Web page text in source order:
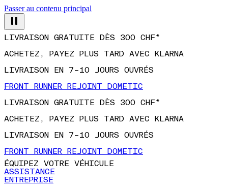
Passer au contenu principal
ACHETEZ, PAYEZ PLUS TARD AVEC KLARNA
LIVRAISON EN 7–10 JOURS OUVRÉS
FRONT RUNNER REJOINT DOMETIC
LIVRAISON GRATUITE DÈS 300 CHF*
ACHETEZ, PAYEZ PLUS TARD AVEC KLARNA
LIVRAISON EN 7–10 JOURS OUVRÉS
FRONT RUNNER REJOINT DOMETIC
ÉQUIPEZ VOTRE VÉHICULE
ASSISTANCE
ENTREPRISE